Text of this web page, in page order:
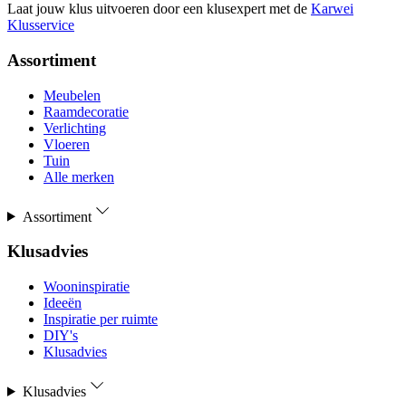
Laat jouw klus uitvoeren door een klusexpert met de Karwei
Klusservice
Assortiment
Meubelen
Raamdecoratie
Verlichting
Vloeren
Tuin
Alle merken
Assortiment
Klusadvies
Wooninspiratie
Ideeën
Inspiratie per ruimte
DIY's
Klusadvies
Klusadvies